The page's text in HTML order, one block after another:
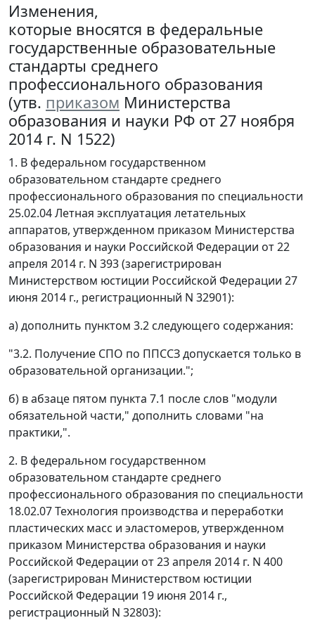
Изменения,
которые вносятся в федеральные
государственные образовательные
стандарты среднего
профессионального образования
(утв. приказом Министерства
образования и науки РФ от 27 ноября
2014 г. N 1522)
1. В федеральном государственном
образовательном стандарте среднего
профессионального образования по специальности
25.02.04 Летная эксплуатация летательных
аппаратов, утвержденном приказом Министерства
образования и науки Российской Федерации от 22
апреля 2014 г. N 393 (зарегистрирован
Министерством юстиции Российской Федерации 27
июня 2014 г., регистрационный N 32901):
а) дополнить пунктом 3.2 следующего содержания:
"3.2. Получение СПО по ППССЗ допускается только в
образовательной организации.";
б) в абзаце пятом пункта 7.1 после слов "модули
обязательной части," дополнить словами "на
практики,".
2. В федеральном государственном
образовательном стандарте среднего
профессионального образования по специальности
18.02.07 Технология производства и переработки
пластических масс и эластомеров, утвержденном
приказом Министерства образования и науки
Российской Федерации от 23 апреля 2014 г. N 400
(зарегистрирован Министерством юстиции
Российской Федерации 19 июня 2014 г.,
регистрационный N 32803):